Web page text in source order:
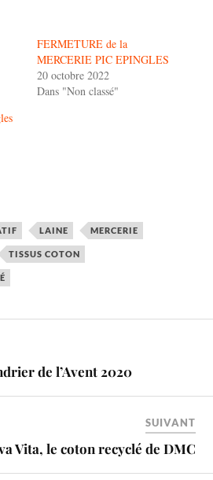
FERMETURE de la
MERCERIE PIC EPINGLES
20 octobre 2022
Dans "Non classé"
LAINE MERCERIE
TISSUS COTON
de l’Avent 2020
SUIVANT
Vita, le coton recyclé de DMC